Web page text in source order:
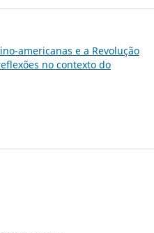
americanas e a Revolução
no contexto do